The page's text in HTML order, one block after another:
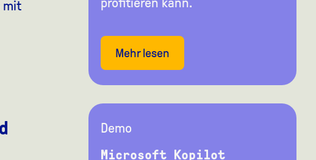
mit
profitieren kann.
Mehr lesen
Demo
Microsoft Kopilot